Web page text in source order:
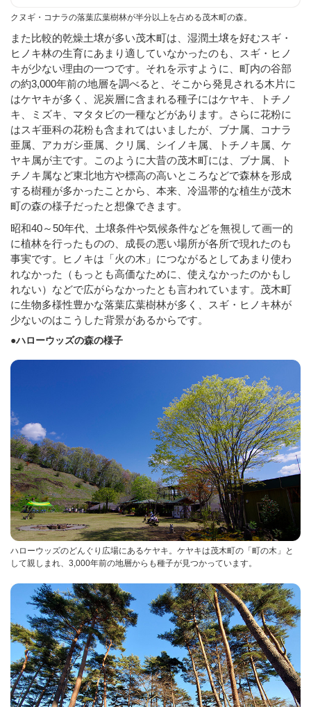
クヌギ・コナラの落葉広葉樹林が半分以上を占める茂木町の森。
また比較的乾燥土壌が多い茂木町は、湿潤土壌を好むスギ・
ヒノキ林の生育にあまり適していなかったのも、スギ・ヒノ
キが少ない理由の一つです。それを示すように、町内の谷部
の約3,000年前の地層を調べると、そこから発見される木片に
はケヤキが多く、泥炭層に含まれる種子にはケヤキ、トチノ
キ、ミズキ、マタタビの一種などがあります。さらに花粉に
はスギ亜科の花粉も含まれてはいましたが、ブナ属、コナラ
亜属、アカガシ亜属、クリ属、シイノキ属、トチノキ属、ケ
ヤキ属が主です。このように大昔の茂木町には、ブナ属、ト
チノキ属など東北地方や標高の高いところなどで森林を形成
する樹種が多かったことから、本来、冷温帯的な植生が茂木
町の森の様子だったと想像できます。
昭和40～50年代、土壌条件や気候条件などを無視して画一的
に植林を行ったものの、成長の悪い場所が各所で現れたのも
事実です。ヒノキは「火の木」につながるとしてあまり使わ
れなかった（もっとも高価なために、使えなかったのかもし
れない）などで広がらなかったとも言われています。茂木町
に生物多様性豊かな落葉広葉樹林が多く、スギ・ヒノキ林が
少ないのはこうした背景があるからです。
●ハローウッズの森の様子
ハローウッズのどんぐり広場にあるケヤキ。ケヤキは茂木町の「町の木」と
して親しまれ、3,000年前の地層からも種子が見つかっています。